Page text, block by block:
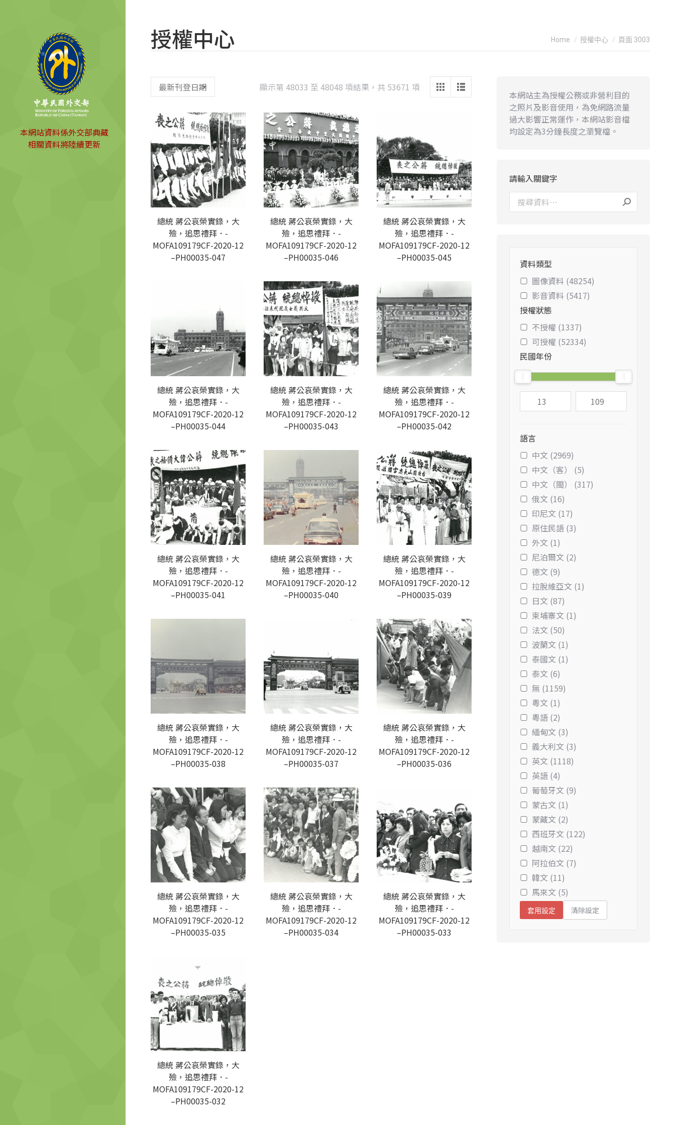
本網站資料係外交部典藏
相關資料將陸續更新
授權中心 You are here:
Home 授權中心 頁面 3003
顯示第 48033 至 48048 項結果，共 53671 項 Sorted
總統 蔣公哀榮實錄，大
殮，追思禮拜．-
MOFA109179CF-2020-12
–PH00035-047
總統 蔣公哀榮實錄，大
殮，追思禮拜．-
MOFA109179CF-2020-12
–PH00035-046
總統 蔣公哀榮實錄，大
殮，追思禮拜．-
MOFA109179CF-2020-12
–PH00035-045
總統 蔣公哀榮實錄，大
殮，追思禮拜．-
MOFA109179CF-2020-12
–PH00035-044
總統 蔣公哀榮實錄，大
殮，追思禮拜．-
MOFA109179CF-2020-12
–PH00035-043
總統 蔣公哀榮實錄，大
殮，追思禮拜．-
MOFA109179CF-2020-12
–PH00035-042
總統 蔣公哀榮實錄，大
殮，追思禮拜．-
MOFA109179CF-2020-12
–PH00035-041
總統 蔣公哀榮實錄，大
殮，追思禮拜．-
MOFA109179CF-2020-12
–PH00035-040
總統 蔣公哀榮實錄，大
殮，追思禮拜．-
MOFA109179CF-2020-12
–PH00035-039
總統 蔣公哀榮實錄，大
殮，追思禮拜．-
MOFA109179CF-2020-12
–PH00035-038
總統 蔣公哀榮實錄，大
殮，追思禮拜．-
MOFA109179CF-2020-12
–PH00035-037
總統 蔣公哀榮實錄，大
殮，追思禮拜．-
MOFA109179CF-2020-12
–PH00035-036
總統 蔣公哀榮實錄，大
殮，追思禮拜．-
MOFA109179CF-2020-12
–PH00035-035
總統 蔣公哀榮實錄，大
殮，追思禮拜．-
MOFA109179CF-2020-12
–PH00035-034
總統 蔣公哀榮實錄，大
殮，追思禮拜．-
MOFA109179CF-2020-12
–PH00035-033
總統 蔣公哀榮實錄，大
殮，追思禮拜．-
MOFA109179CF-2020-12
–PH00035-032
本網站主為授權公務或非營利目的
之照片及影音使用，為免網路流量
過大影響正常運作，本網站影音檔
均設定為3分鐘長度之瀏覽檔。
請輸入關鍵字
資料類型
圖像資料 (48254)
影音資料 (5417)
授權狀態
不授權 (1337)
可授權 (52334)
民國年份
語言
中文 (2969)
中文（客） (5)
中文（閩） (317)
俄文 (16)
印尼文 (17)
原住民語 (3)
外文 (1)
尼泊爾文 (2)
德文 (9)
拉脫維亞文 (1)
日文 (87)
柬埔寨文 (1)
法文 (50)
波蘭文 (1)
泰國文 (1)
泰文 (6)
無 (1159)
粵文 (1)
粵語 (2)
緬甸文 (3)
義大利文 (3)
英文 (1118)
英語 (4)
葡萄牙文 (9)
蒙古文 (1)
蒙藏文 (2)
西班牙文 (122)
越南文 (22)
阿拉伯文 (7)
韓文 (11)
馬來文 (5)
套用設定 清除設定